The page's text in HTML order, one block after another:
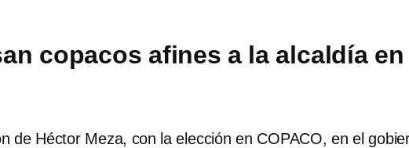
copacos afines a la alcaldía en
de Héctor Meza, con la elección en COPACO, en el